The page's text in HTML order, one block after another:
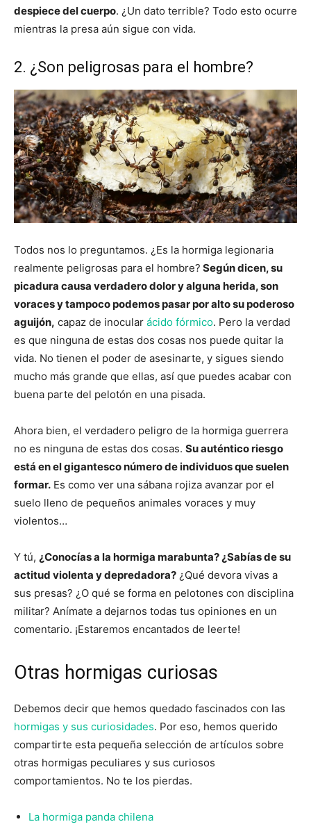
despiece del cuerpo. ¿Un dato terrible? Todo esto ocurre
mientras la presa aún sigue con vida.
2. ¿Son peligrosas para el hombre?
Todos nos lo preguntamos. ¿Es la hormiga legionaria
realmente peligrosas para el hombre? Según dicen, su
picadura causa verdadero dolor y alguna herida, son
voraces y tampoco podemos pasar por alto su poderoso
aguijón, capaz de inocular ácido fórmico. Pero la verdad
es que ninguna de estas dos cosas nos puede quitar la
vida. No tienen el poder de asesinarte, y sigues siendo
mucho más grande que ellas, así que puedes acabar con
buena parte del pelotón en una pisada.
Ahora bien, el verdadero peligro de la hormiga guerrera
no es ninguna de estas dos cosas. Su auténtico riesgo
está en el gigantesco número de individuos que suelen
formar. Es como ver una sábana rojiza avanzar por el
suelo lleno de pequeños animales voraces y muy
violentos…
Y tú, ¿Conocías a la hormiga marabunta? ¿Sabías de su
actitud violenta y depredadora? ¿Qué devora vivas a
sus presas? ¿O qué se forma en pelotones con disciplina
militar? Anímate a dejarnos todas tus opiniones en un
comentario. ¡Estaremos encantados de leerte!
Otras hormigas curiosas
Debemos decir que hemos quedado fascinados con las
hormigas y sus curiosidades. Por eso, hemos querido
compartirte esta pequeña selección de artículos sobre
otras hormigas peculiares y sus curiosos
comportamientos. No te los pierdas.
La hormiga panda chilena